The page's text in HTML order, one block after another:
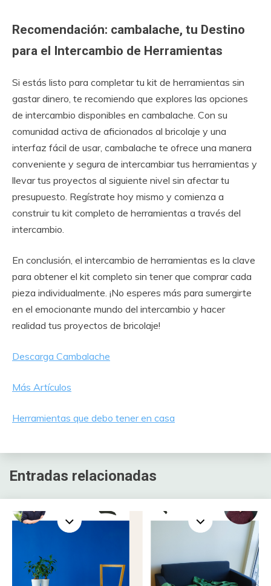
Recomendación: cambalache, tu Destino
para el Intercambio de Herramientas
Si estás listo para completar tu kit de herramientas sin
gastar dinero, te recomiendo que explores las opciones
de intercambio disponibles en cambalache. Con su
comunidad activa de aficionados al bricolaje y una
interfaz fácil de usar, cambalache te ofrece una manera
conveniente y segura de intercambiar tus herramientas y
llevar tus proyectos al siguiente nivel sin afectar tu
presupuesto. Regístrate hoy mismo y comienza a
construir tu kit completo de herramientas a través del
intercambio.
En conclusión, el intercambio de herramientas es la clave
para obtener el kit completo sin tener que comprar cada
pieza individualmente. ¡No esperes más para sumergirte
en el emocionante mundo del intercambio y hacer
realidad tus proyectos de bricolaje!
Descarga Cambalache
Más Artículos
Herramientas que debo tener en casa
Entradas relacionadas